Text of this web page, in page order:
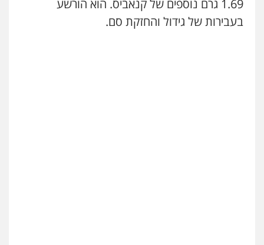
1.69 גרם נוספים של קנאביס. הוא הורשע
בעבירות של גידול והחזקת סם.